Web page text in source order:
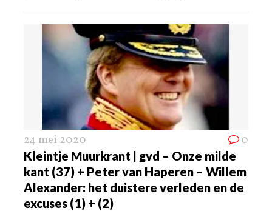
24 mei 2020 0
Kleintje Muurkrant | gvd – Onze milde
kant (37) + Peter van Haperen – Willem
Alexander: het duistere verleden en de
excuses (1) + (2)